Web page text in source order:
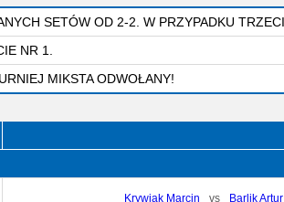
SETÓW OD 2-2. W PRZYPADKU
NR 1.
MIKSTA ODWOŁANY!
Krywiak Marcin vs Barlik Artur